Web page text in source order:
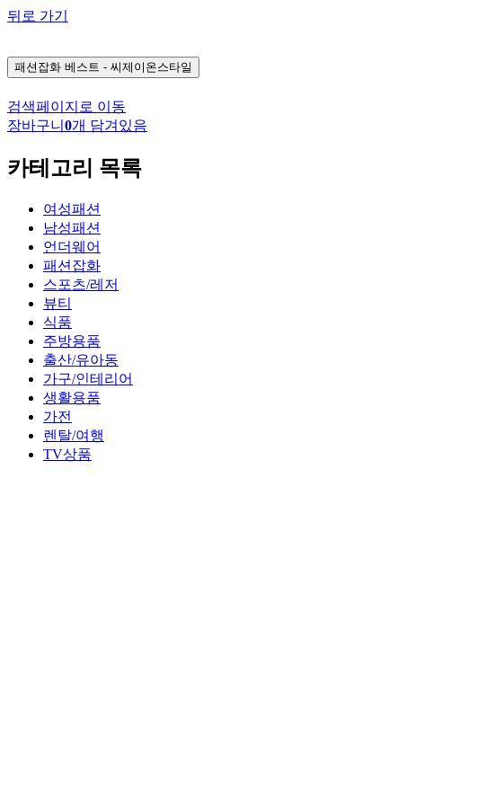
뒤로 가기
패션잡화 베스트 - 씨제이온스타일
검색페이지로 이동
장바구니 0개 담겨있음
카테고리 목록
여성패션
남성패션
언더웨어
패션잡화
스포츠/레저
뷰티
식품
주방용품
출산/유아동
가구/인테리어
생활용품
가전
렌탈/여행
TV상품